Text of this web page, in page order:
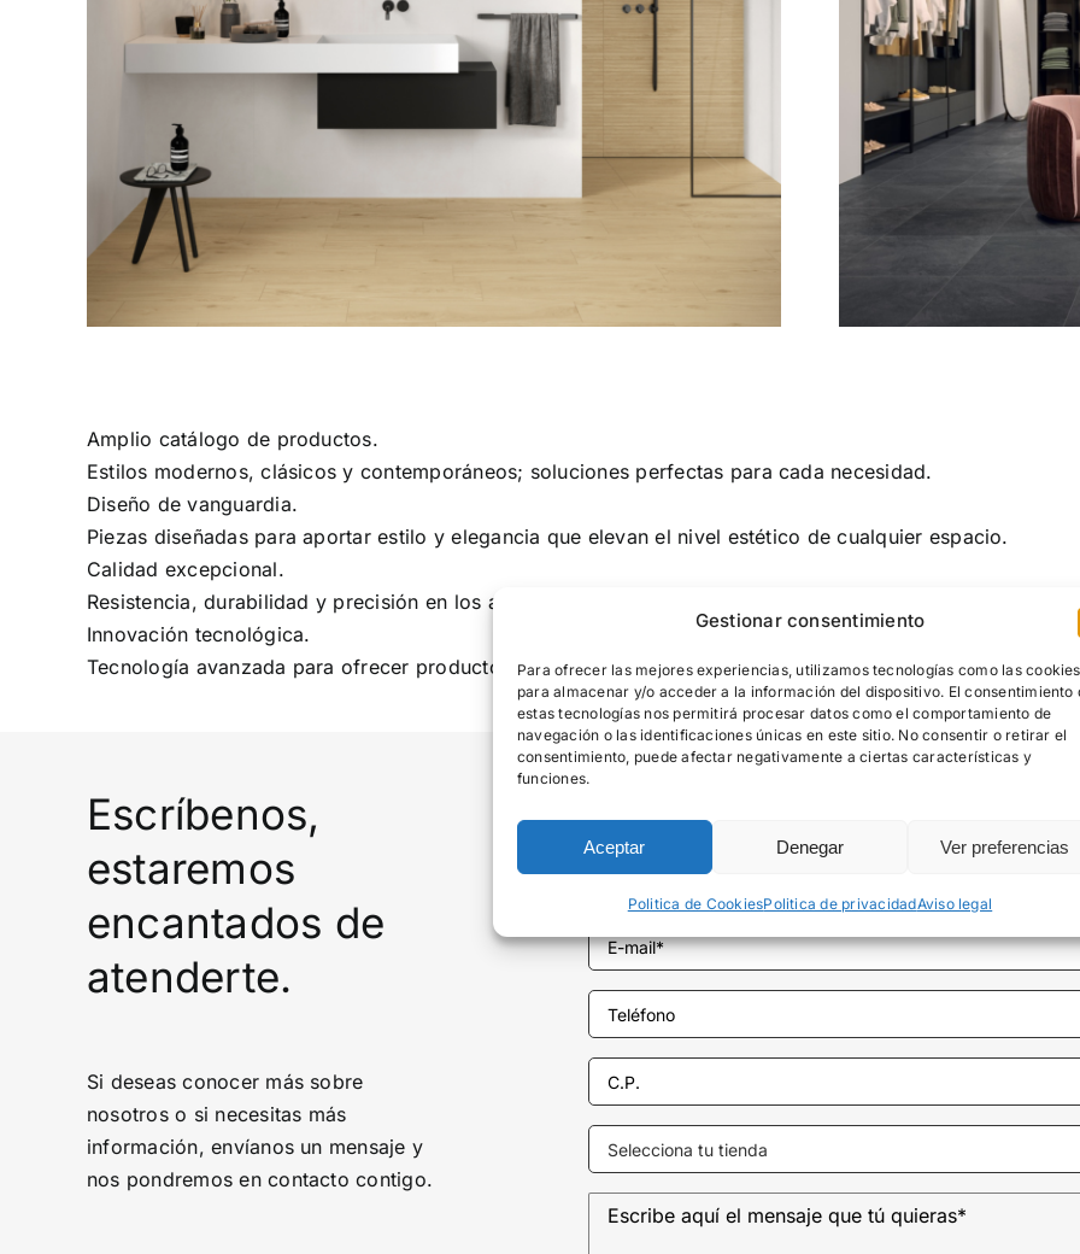
Gestionar consentimiento
Para ofrecer las mejores experiencias, utilizamos tecnologías como las cookies
para almacenar y/o acceder a la información del dispositivo. El consentimiento
estas tecnologías nos permitirá procesar datos como el comportamiento de
navegación o las identificaciones únicas en este sitio. No consentir o retirar el
consentimiento, puede afectar negativamente a ciertas características y
funciones.
Aceptar Denegar Ver preferencias
Politica de CookiesPolitica de privacidadAviso legal
Amplio catálogo de productos.
Estilos modernos, clásicos y contemporáneos; soluciones perfectas para cada necesidad.
Diseño de vanguardia.
Piezas diseñadas para aportar estilo y elegancia que elevan el nivel estético de cualquier espacio.
Calidad excepcional.
Resistencia, durabilidad y precisión en los acabados que garantizan un producto que perdura con el
Innovación tecnológica.
Tecnología avanzada para ofrecer productos sostenibles, funcionales y visualmente impactantes.
Escríbenos,
estaremos
encantados de
atenderte.
Si deseas conocer más sobre
nosotros o si necesitas más
información, envíanos un mensaje y
nos pondremos en contacto contigo.